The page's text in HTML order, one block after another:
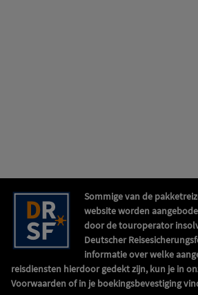
Sommige van de
website worden
door de touroperator
Deutscher
informatie over welke
reisdiensten hierdoor gedekt zijn, kun je in
Voorwaarden of in je boekingsbevestiging